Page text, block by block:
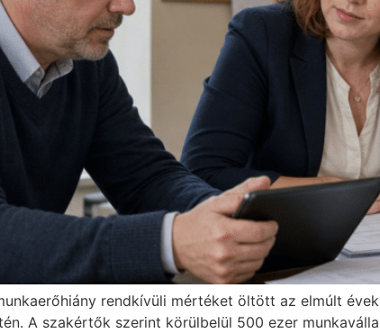
rendkívüli mértéket öltött az elmúlt
A szakértők szerint körülbelül 500 ezer